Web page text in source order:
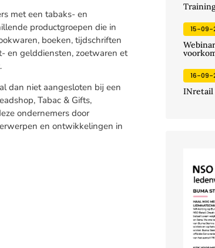
met een tabaks- en
productgroepen die in
boeken, tijdschriften
en gelddiensten, zoetwaren et
dan niet aangesloten bij een
Tabac & Gifts,
ondernemers door
en ontwikkelingen in
15-09-
16-09-
INretail